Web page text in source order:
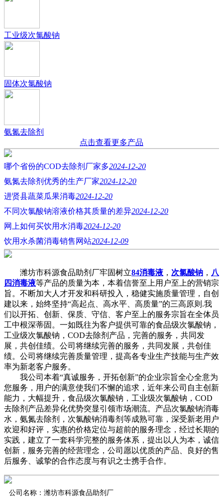
工业级次氯酸钠
固体次氯酸钠
氨氮去除剂
点击查看更多产品
哪个省份的COD去除剂厂家多2024-12-20
氨氮去除剂优秀的生产厂家2024-12-20
进贤县蔬菜瓜果消毒2024-12-20
不同次氯酸钠溶液价格其质量的差异2024-12-20
网上如何买饮用水消毒2024-12-20
饮用水杀菌消毒销售网站2024-12-09
潍坊市科源食品助剂厂牢固树立84消毒液 ， 次氯酸钠 ， 八
四消毒液等产品的质量为本，本着信誉至上用户至上的营销宗
旨。不断加大人才开发和科研投入，稳健实施质量管理，自创
建以来，始终坚持“高起点、高水平、高质量”的三高原则.我
们以开拓、创新、保质、守信、客户至上的服务宗旨在全体员
工中根深蒂固。一如既往为客户提供可靠的食品级次氯酸钠，
工业级次氯酸钠，COD去除剂产品，完善的服务，共同发
展，共创佳绩。公司将继续完善的服务，共同发展，共创佳
绩。公司将继续完善质量管理，提高各专业生产技能与生产效
率为新老客户服务。
我公司本着“真诚服务，开拓创新”的企业宗旨全心全意为
您服务，用户的满意使我们不懈的追求，近年来公司自主创新
能力，大幅提升，食品级次氯酸钠，工业级次氯酸钠，COD
去除剂产品差异化优势突显引领市场潮流。产品次氯酸钠消毒
水，氨氮去除剂，次氯酸钠消毒剂等成熟可靠，深受新老用户
欢迎和好评，实惠的价格定位与超前的服务理念，经过长期的
实践，建立了一套科学完整的服务体系，提出以人为本，诚信
创新，服务完善的经营理念，公司愿以优质的产品、良好的售
后服务、诚挚的合作态度与有识之士携手合作。
公司名称：潍坊市科源食品助剂厂